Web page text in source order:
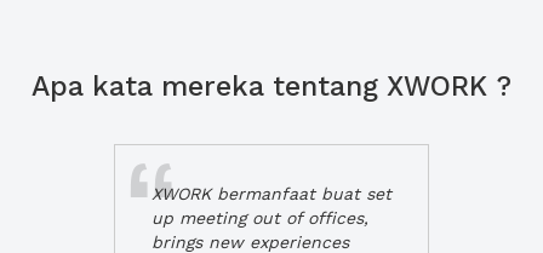
Apa kata mereka tentang XWORK ?
XWORK bermanfaat buat set
up meeting out of offices,
brings new experiences